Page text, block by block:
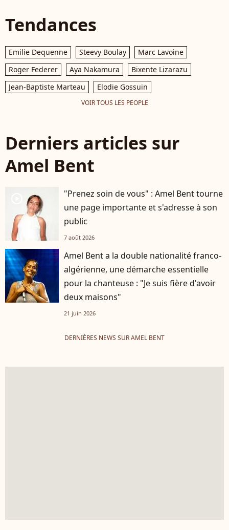
Tendances
Emilie Dequenne Steevy Boulay
Marc Lavoine
Roger Federer
Aya Nakamura
Bixente Lizarazu
Jean-Baptiste Marteau
Elodie Gossuin
VOIR TOUS LES PEOPLE
Derniers articles sur
Amel Bent
"Prenez soin de vous" : Amel Bent tourne
une page importante et s'adresse à son
public
7 août 2026
Amel Bent a la double nationalité franco-
algérienne, une démarche essentielle
pour la chanteuse : "Je suis fière d'avoir
deux maisons"
21 juin 2026
DERNIÈRES NEWS SUR AMEL BENT